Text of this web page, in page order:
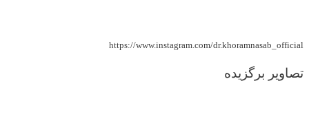
https://www.instagram.com/dr.khoramnasab_official
تصاویر برگزیده